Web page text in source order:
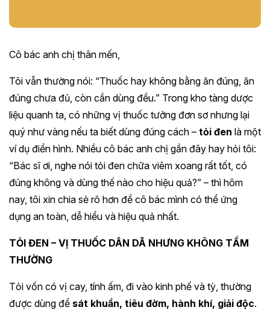
Cô bác anh chị thân mến,
Tôi vẫn thường nói: “Thuốc hay không bằng ăn đúng, ăn
đúng chưa đủ, còn cần dùng đều.” Trong kho tàng dược
liệu quanh ta, có những vị thuốc tưởng đơn sơ nhưng lại
quý như vàng nếu ta biết dùng đúng cách – tỏi đen là một
ví dụ điển hình. Nhiều cô bác anh chị gần đây hay hỏi tôi:
“Bác sĩ ơi, nghe nói tỏi đen chữa viêm xoang rất tốt, có
đúng không và dùng thế nào cho hiệu quả?” – thì hôm
nay, tôi xin chia sẻ rõ hơn để cô bác mình có thể ứng
dụng an toàn, dễ hiểu và hiệu quả nhất.
TỎI ĐEN – VỊ THUỐC DÂN DÃ NHƯNG KHÔNG TẦM
THƯỜNG
Tỏi vốn có vị cay, tính ấm, đi vào kinh phế và tỳ, thường
được dùng để sát khuẩn, tiêu đờm, hành khí, giải độc.